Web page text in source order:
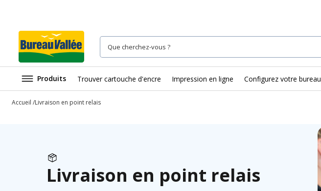
Produits Trouver cartouche d'encre Impression en ligne Configurez votre bureau
Accueil Livraison en point relais
Livraison en point relais